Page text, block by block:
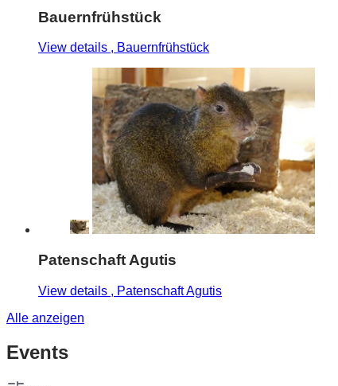
Bauernfrühstück
View details , Bauernfrühstück
Patenschaft Agutis
View details , Patenschaft Agutis
Alle anzeigen
Events